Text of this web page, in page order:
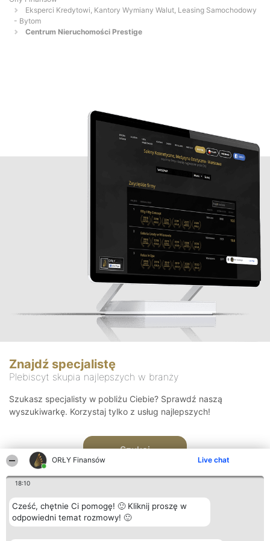
ORŁY Finansów Live chat
18:10
Cześć, chętnie Ci pomogę! 🙂 Kliknij proszę w
odpowiedni temat rozmowy! 🙂
Eksperci Kredytowi, Kantory Wymiany Walut, Leasing Samochodowy
- Bytom
Centrum Nieruchomości Prestige
Znajdź specjalistę
Plebiscyt skupia najlepszych w branży
Szukasz specjalisty w pobliżu Ciebie? Sprawdź naszą
wyszukiwarkę. Korzystaj tylko z usług najlepszych!
Szukaj
Organizator plebiscytu Plebiscyt Kontakt